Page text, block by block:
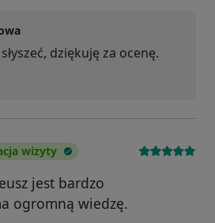
dziękuję za ocenę.
wizyty
jest bardzo
ogromną wiedzę.